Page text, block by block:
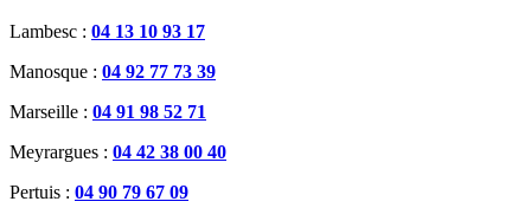
Lambesc : 04 13 10 93 17
Manosque : 04 92 77 73 39
Marseille : 04 91 98 52 71
Meyrargues : 04 42 38 00 40
Pertuis : 04 90 79 67 09